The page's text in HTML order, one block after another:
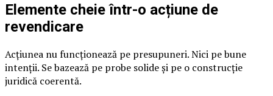
Elemente cheie într-o acțiune de
revendicare
Acțiunea nu funcționează pe presupuneri. Nici pe bune
intenții. Se bazează pe probe solide și pe o construcție
juridică coerentă.